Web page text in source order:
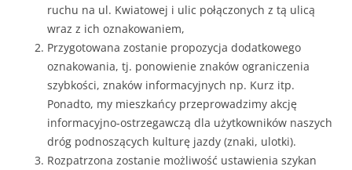
ruchu na ul. Kwiatowej i ulic połączonych z tą ulicą
wraz z ich oznakowaniem,
Przygotowana zostanie propozycja dodatkowego
oznakowania, tj. ponowienie znaków ograniczenia
szybkości, znaków informacyjnych np. Kurz itp.
Ponadto, my mieszkańcy przeprowadzimy akcję
informacyjno-ostrzegawczą dla użytkowników naszych
dróg podnoszących kulturę jazdy (znaki, ulotki).
Rozpatrzona zostanie możliwość ustawienia szykan